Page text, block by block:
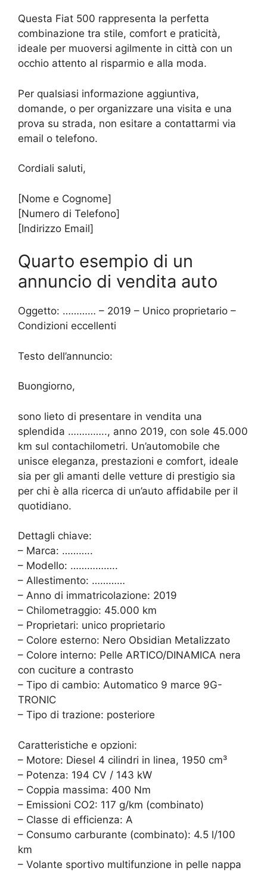
Questa Fiat 500 rappresenta la perfetta
combinazione tra stile, comfort e praticità,
ideale per muoversi agilmente in città con un
occhio attento al risparmio e alla moda.
Per qualsiasi informazione aggiuntiva,
domande, o per organizzare una visita e una
prova su strada, non esitare a contattarmi via
email o telefono.
Cordiali saluti,
[Nome e Cognome]
[Numero di Telefono]
[Indirizzo Email]
Quarto esempio di un
annuncio di vendita auto
Oggetto: ………… – 2019 – Unico proprietario –
Condizioni eccellenti
Testo dell’annuncio:
Buongiorno,
sono lieto di presentare in vendita una
splendida ………….., anno 2019, con sole 45.000
km sul contachilometri. Un’automobile che
unisce eleganza, prestazioni e comfort, ideale
sia per gli amanti delle vetture di prestigio sia
per chi è alla ricerca di un’auto affidabile per il
quotidiano.
Dettagli chiave:
– Marca: ………..
– Modello: ……………..
– Allestimento: …………
– Anno di immatricolazione: 2019
– Chilometraggio: 45.000 km
– Proprietari: unico proprietario
– Colore esterno: Nero Obsidian Metalizzato
– Colore interno: Pelle ARTICO/DINAMICA nera
con cuciture a contrasto
– Tipo di cambio: Automatico 9 marce 9G-
TRONIC
– Tipo di trazione: posteriore
Caratteristiche e opzioni:
– Motore: Diesel 4 cilindri in linea, 1950 cm³
– Potenza: 194 CV / 143 kW
– Coppia massima: 400 Nm
– Emissioni CO2: 117 g/km (combinato)
– Classe di efficienza: A
– Consumo carburante (combinato): 4.5 l/100
km
– Volante sportivo multifunzione in pelle nappa